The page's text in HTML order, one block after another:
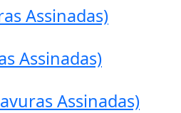
Assinadas)
Assinadas)
Assinadas)